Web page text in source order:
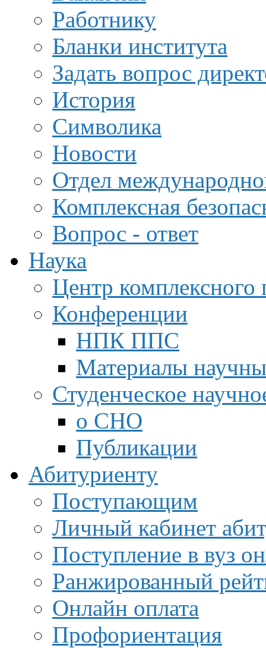
Работнику
Бланки института
Задать вопрос
История
Символика
Новости
Отдел
Комплексная
Вопрос - ответ
Наука
Центр
Конференции
НПК ППС
Материалы
Студенческое
о СНО
Публикации
Абитуриенту
Поступающим
Личный кабинет
Поступление в вуз
Ранжированный
Онлайн оплата
Профориентация